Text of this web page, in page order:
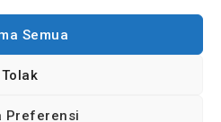
Semua
Tolak
Preferensi